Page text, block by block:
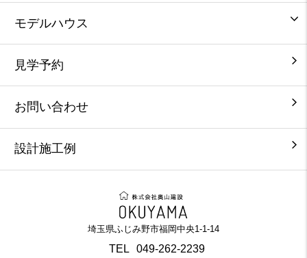
モデルハウス
見学予約
お問い合わせ
設計施工例
埼玉県ふじみ野市福岡中央1-1-14
TEL 049-262-2239